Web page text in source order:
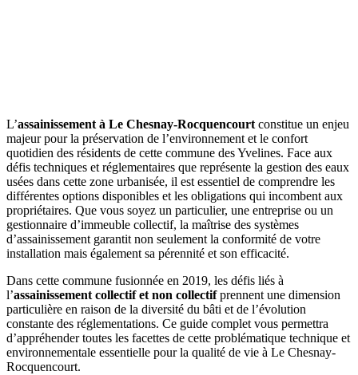
L’assainissement à Le Chesnay-Rocquencourtconstitue un enjeu
majeur pour la préservation de l’environnement et le confort
quotidien des résidents de cette commune des Yvelines. Face aux
défis techniques et réglementaires que représente la gestion des eaux
usées dans cette zone urbanisée, il est essentiel de comprendre les
différentes options disponibles et les obligations qui incombent aux
propriétaires. Que vous soyez un particulier, une entreprise ou un
gestionnaire d’immeuble collectif, la maîtrise des systèmes
d’assainissement garantit non seulement la conformité de votre
installation mais également sa pérennité et son efficacité.
Dans cette commune fusionnée en 2019, les défis liés à
l’assainissement collectif et non collectifprennent une dimension
particulière en raison de la diversité du bâti et de l’évolution
constante des réglementations. Ce guide complet vous permettra
d’appréhender toutes les facettes de cette problématique technique et
environnementale essentielle pour la qualité de vie à Le Chesnay-
Rocquencourt.